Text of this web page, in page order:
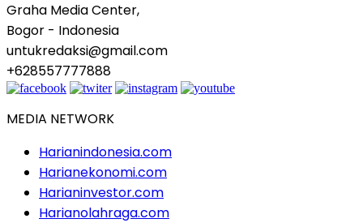
Graha Media Center,
Bogor - Indonesia
untukredaksi@gmail.com
+628557777888
MEDIA NETWORK
Harianindonesia.com
Harianekonomi.com
Harianinvestor.com
Harianolahraga.com